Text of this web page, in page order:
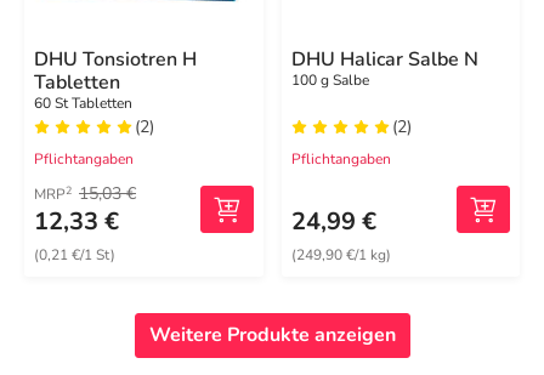
DHU Tonsiotren H
Tabletten
60 St Tabletten
(2)
Pflichtangaben
MRP2 15,03 €
12,33 €
(0,21 €/1 St)
DHU Halicar Salbe N
100 g Salbe
(2)
Pflichtangaben
24,99 €
(249,90 €/1 kg)
Weitere Produkte anzeigen